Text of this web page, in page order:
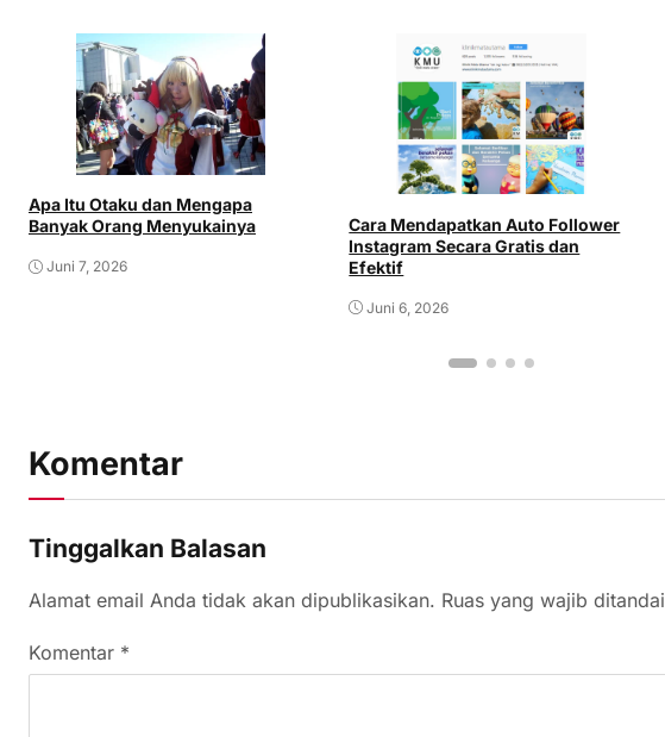
Apa Itu Otaku dan Mengapa
Banyak Orang Menyukainya
Juni 7, 2026
Cara Mendapatkan Auto Follower
Instagram Secara Gratis dan
Efektif
Juni 6, 2026
Komentar
Tinggalkan Balasan
Alamat email Anda tidak akan dipublikasikan. Ruas yang wajib ditandai
Komentar *